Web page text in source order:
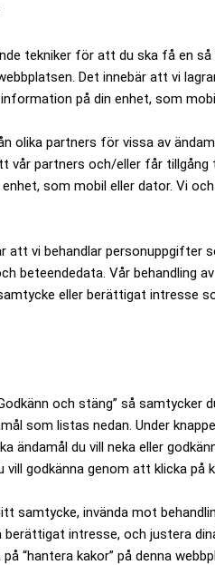
tekniker för att du ska få en så
Det innebär att vi
på din enhet, som
olika partners för vissa av
vår partners och/eller får tillgång
som mobil eller dator. Vi
att vi behandlar personuppgifter
beteendedata. Vår behandling av
eller berättigat intresse
och stäng” så samtycker
som listas nedan. Under
ändamål du vill neka eller
vill godkänna genom att klicka på
samtycke, invända mot
intresse, och justera
“hantera kakor” på denna
kronor. Det framgår
och räntefonder
säger Åsa Wallenberg, vd
är ännu fullt ut inte
i och ser med stor tillförsikt
vår verksamhet på
av de 100 största